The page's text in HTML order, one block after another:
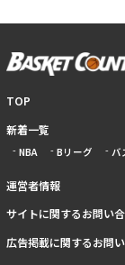
TOP
新着一覧
NBA Bリーグ バ
運営者情報
サイトに関するお問い
広告掲載に関するお問